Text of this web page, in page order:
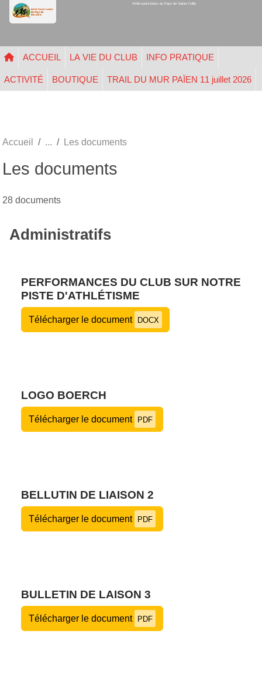
Athlé-santé-loisirs du Pays de Sainte Odile
ACCUEIL LA VIE DU CLUB INFO PRATIQUE
ACTIVITÉ BOUTIQUE TRAIL DU MUR PAÏEN 11 juillet 2026
Accueil Les documents
Les documents
28 documents
Administratifs
PERFORMANCES DU CLUB SUR NOTRE
PISTE D'ATHLÉTISME
Télécharger le document DOCX
LOGO BOERCH
Télécharger le document PDF
BELLUTIN DE LIAISON 2
Télécharger le document PDF
BULLETIN DE LAISON 3
Télécharger le document PDF
Panneau de gestion des cookies